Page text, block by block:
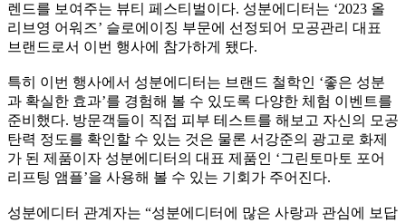
렌드를 보여주는 뷰티 페스티벌이다. 성분에디터는 ‘2023 올
리브영 어워즈’ 슬로에이징 부문에 선정되어 모공관리 대표
브랜드로서 이번 행사에 참가하게 됐다.
특히 이번 행사에서 성분에디터는 브랜드 철학인 ‘좋은 성분
과 확실한 효과’를 경험해 볼 수 있도록 다양한 체험 이벤트를
준비했다. 방문객들이 직접 피부 테스트를 해보고 자신의 모공
탄력 정도를 확인할 수 있는 것은 물론 서강준의 광고로 화제
가 된 제품이자 성분에디터의 대표 제품인 ‘그린토마토 포어
리프팅 앰플’을 사용해 볼 수 있는 기회가 주어진다.
성분에디터 관계자는 “성분에디터에 많은 사랑과 관심에 보답